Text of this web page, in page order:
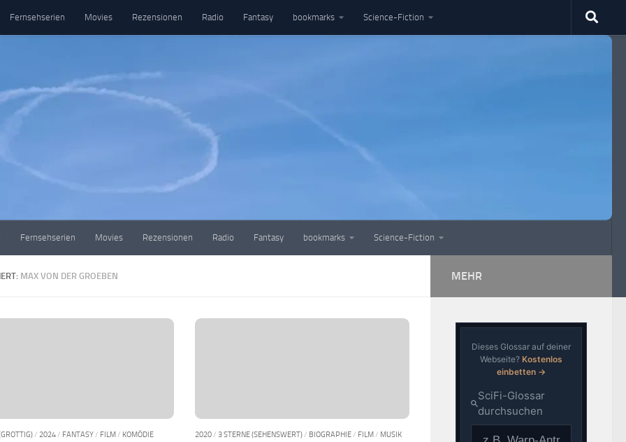
Fernsehserien Movies Rezensionen Radio Fantasy bookmarks Science-Fiction
Fernsehserien Movies Rezensionen Radio Fantasy bookmarks Science-Fiction
MAX VON DER GROEBEN
/ 2024/ FANTASY/ FILM/ KOMÖDIE
2020/ 3 STERNE (SEHENSWERT)/ BIOGRAPHIE/ FILM/ MUSIK
MEHR